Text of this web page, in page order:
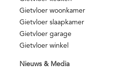
Gietvloer woonkamer
Gietvloer slaapkamer
Gietvloer garage
Gietvloer winkel
Nieuws & Media